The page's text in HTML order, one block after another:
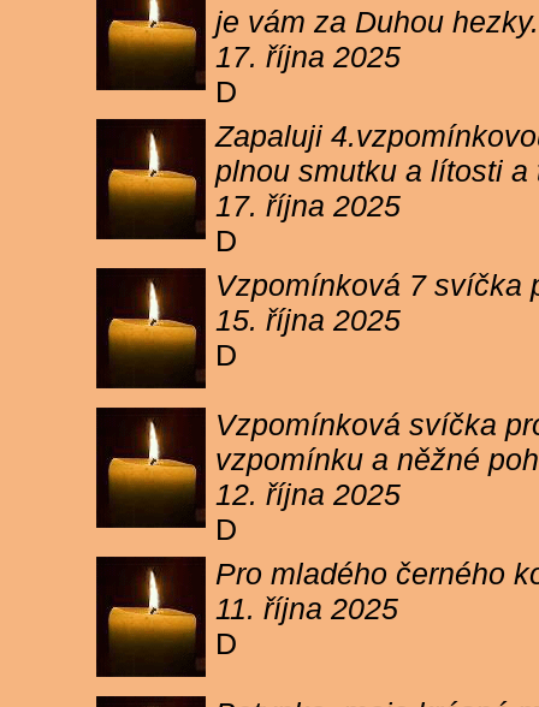
je vám za Duhou
17. října 2025
D
Zapaluji
plnou smutku a lítosti
17. října 2025
D
Vzpomínková 7 svíčka
15. října 2025
D
Vzpomínková svíčka
vzpomínku a něžné
12. října 2025
D
Pro mladého černého
11. října 2025
D